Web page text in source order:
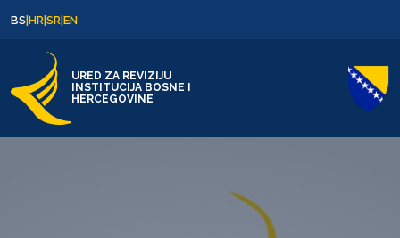
BS|HR|SR|EN
URED ZA REVIZIJU
INSTITUCIJA BOSNE I
HERCEGOVINE